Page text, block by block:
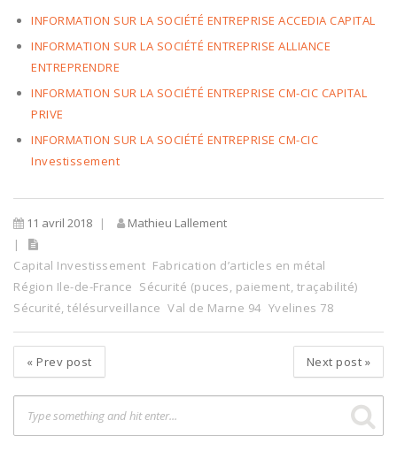
INFORMATION SUR LA SOCIÉTÉ ENTREPRISE ACCEDIA CAPITAL
INFORMATION SUR LA SOCIÉTÉ ENTREPRISE ALLIANCE
ENTREPRENDRE
INFORMATION SUR LA SOCIÉTÉ ENTREPRISE CM-CIC CAPITAL
PRIVE
INFORMATION SUR LA SOCIÉTÉ ENTREPRISE CM-CIC
Investissement
11 avril 2018 Mathieu Lallement
Capital Investissement Fabrication d’articles en métal
Région Ile-de-France Sécurité (puces, paiement, traçabilité)
Sécurité, télésurveillance Val de Marne 94 Yvelines 78
« Prev post Next post »